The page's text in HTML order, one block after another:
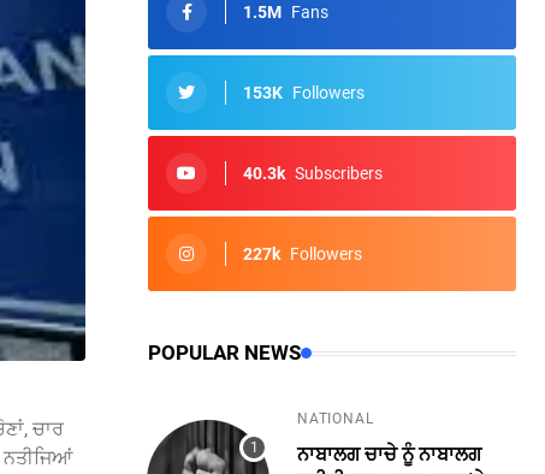
ਚਾਰ
ਨਤੀਜਿਆਂ
1.5M Fans
153K Followers
40.3k Subscribers
227k Followers
POPULAR NEWS
NATIONAL
ਨਾਬਾਲਗ ਚਾਚੇ ਨੂੰ ਨਾਬਾਲਗ